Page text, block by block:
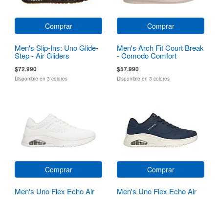
Comprar
Men's Slip-Ins: Uno Glide-
Step - Air Gliders
$72.990
Disponible en 3 colores
Comprar
Men's Arch Fit Court Break
- Comodo Comfort
$57.990
Disponible en 3 colores
Comprar
Men's Uno Flex Echo Air
Comprar
Men's Uno Flex Echo Air